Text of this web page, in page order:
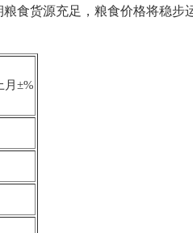
食货源充足，粮食价格将稳步
月±%